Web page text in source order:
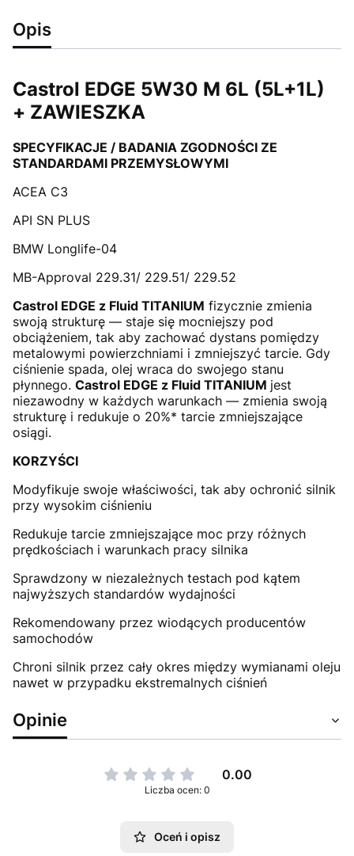
Opis
Castrol EDGE 5W30 M 6L (5L+1L)
+ ZAWIESZKA
SPECYFIKACJE / BADANIA ZGODNOŚCI ZE
STANDARDAMI PRZEMYSŁOWYMI
ACEA C3
API SN PLUS
BMW Longlife-04
MB-Approval 229.31/ 229.51/ 229.52
Castrol EDGE z Fluid TITANIUM fizycznie zmienia
swoją strukturę — staje się mocniejszy pod
obciążeniem, tak aby zachować dystans pomiędzy
metalowymi powierzchniami i zmniejszyć tarcie. Gdy
ciśnienie spada, olej wraca do swojego stanu
płynnego. Castrol EDGE z Fluid TITANIUM jest
niezawodny w każdych warunkach — zmienia swoją
strukturę i redukuje o 20%* tarcie zmniejszające
osiągi.
KORZYŚCI
Modyfikuje swoje właściwości, tak aby ochronić silnik
przy wysokim ciśnieniu
Redukuje tarcie zmniejszające moc przy różnych
prędkościach i warunkach pracy silnika
Sprawdzony w niezależnych testach pod kątem
najwyższych standardów wydajności
Rekomendowany przez wiodących producentów
samochodów
Chroni silnik przez cały okres między wymianami oleju
nawet w przypadku ekstremalnych ciśnień
Opinie
0.00
Liczba ocen: 0
Oceń i opisz